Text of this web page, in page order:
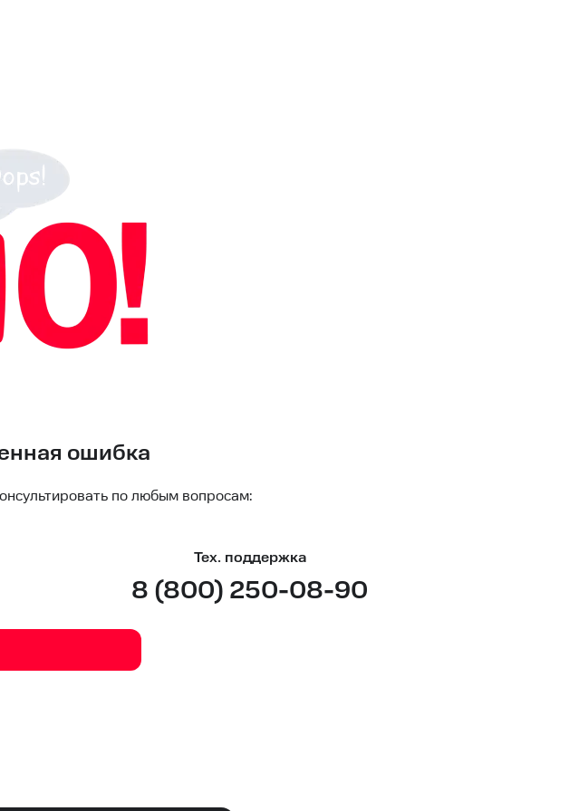
ошибка
по любым вопросам:
Тех. поддержка
8 (800) 250-08-90